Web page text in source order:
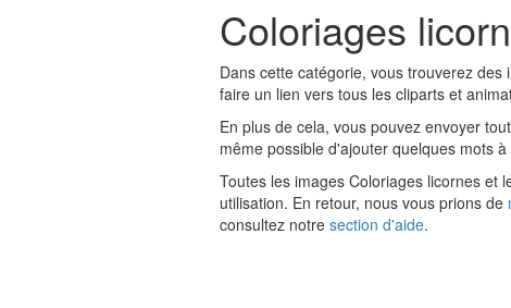
Coloriages
Dans cette catégorie, vous trouverez
faire un lien vers tous les cliparts et
En plus de cela, vous pouvez envoyer
même possible d'ajouter quelques mots
Toutes les images Coloriages licornes et
utilisation. En retour, nous vous prions de
consultez notre section d'aide.